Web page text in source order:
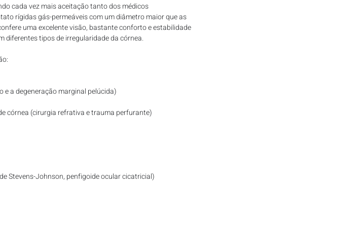
cada vez mais aceitação tanto dos médicos
rígidas gás-permeáveis com um diâmetro maior que as
uma excelente visão, bastante conforto e estabilidade
diferentes tipos de irregularidade da córnea.
a degeneração marginal pelúcida)
córnea (cirurgia refrativa e trauma perfurante)
Stevens-Johnson, penfigoide ocular cicatricial)